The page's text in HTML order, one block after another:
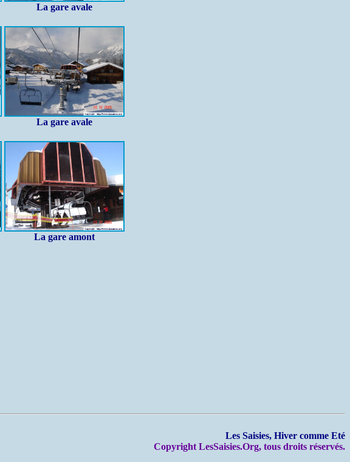
La gare avale
La gare avale
La gare amont
Les Saisies, Hiver comme Eté
Copyright LesSaisies.Org, tous droits réservés.